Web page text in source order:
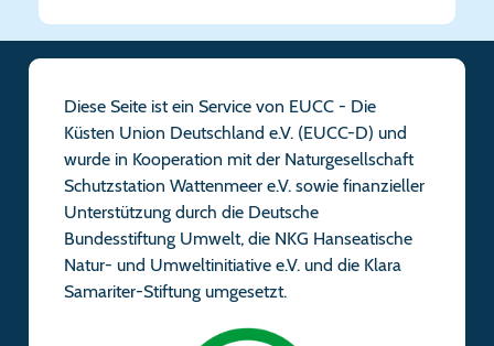
Diese Seite ist ein Service von EUCC - Die
Küsten Union Deutschland e.V. (EUCC-D) und
wurde in Kooperation mit der Naturgesellschaft
Schutzstation Wattenmeer e.V. sowie finanzieller
Unterstützung durch die Deutsche
Bundesstiftung Umwelt, die NKG Hanseatische
Natur- und Umweltinitiative e.V. und die Klara
Samariter-Stiftung umgesetzt.